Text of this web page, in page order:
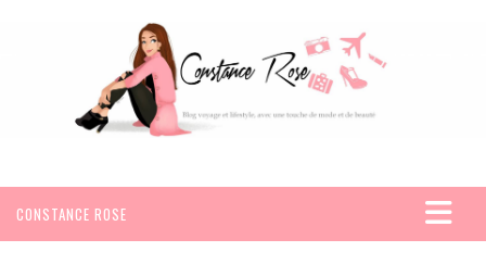
CONSTANCE ROSE